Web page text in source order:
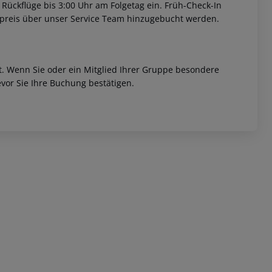
bis 3:00 Uhr am Folgetag ein. Früh-Check-In
über unser Service Team hinzugebucht werden.
Sie oder ein Mitglied Ihrer Gruppe besondere
Sie Ihre Buchung bestätigen.